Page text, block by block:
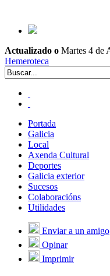
Actualizado o Martes 4 de
Hemeroteca
Portada
Galicia
Local
Axenda Cultural
Deportes
Galicia exterior
Sucesos
Colaboracións
Utilidades
Enviar a un amigo
Opinar
Imprimir